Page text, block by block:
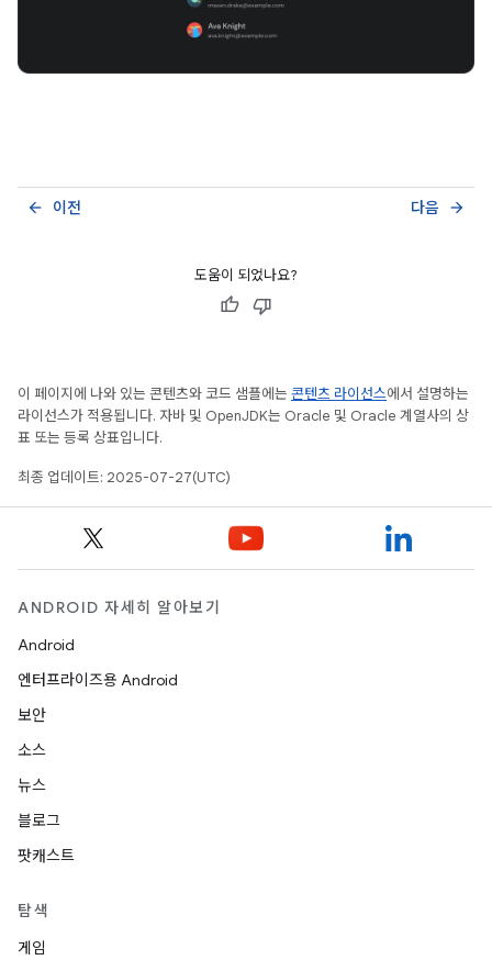
이전
arrow_back 다음 arrow_forward
도움이 되었나요?
이 페이지에 나와 있는 콘텐츠와 코드 샘플에는 콘텐츠 라이선스에서 설명하는
라이선스가 적용됩니다. 자바 및 OpenJDK는 Oracle 및 Oracle 계열사의 상
표 또는 등록 상표입니다.
최종 업데이트: 2025-07-27(UTC)
ANDROID 자세히 알아보기
Android
엔터프라이즈용 Android
보안
소스
뉴스
블로그
팟캐스트
탐색
게임